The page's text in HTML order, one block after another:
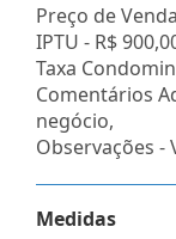
Preço de
IPTU - R$
Taxa
Comentários
negócio,
Observações -
Medidas